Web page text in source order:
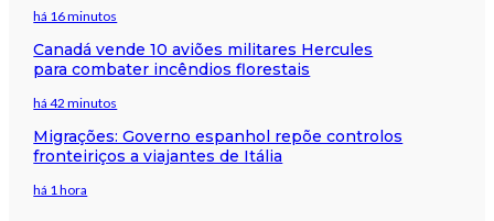
há 16 minutos
Canadá vende 10 aviões militares Hercules
para combater incêndios florestais
há 42 minutos
Migrações: Governo espanhol repõe controlos
fronteiriços a viajantes de Itália
há 1 hora